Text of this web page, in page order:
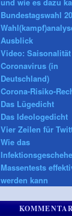
Bundestagswahl
Ausblick
Video:
Coronavirus (in
Deutschland)
Corona-Risiko-
Das Lügedicht
Das Ideologedicht
Vier Zeilen für
Wie das
Massentests
werden kann